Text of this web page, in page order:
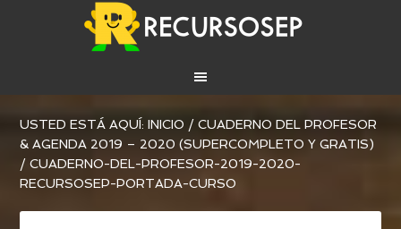
USTED ESTÁ AQUÍ:INICIO / CUADERNO DEL PROFESOR
& AGENDA 2019 – 2020 (SUPERCOMPLETO Y GRATIS)
/ CUADERNO-DEL-PROFESOR-2019-2020-
RECURSOSEP-PORTADA-CURSO